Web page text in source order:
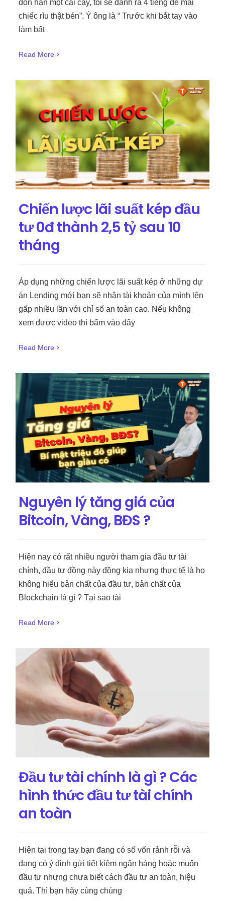
đốn hạn một cái cây, tôi sẽ dành ra 4 tiếng để mài
chiếc rìu thật bén”. Ý ông là “ Trước khi bắt tay vào
làm bất
Read More
Chiến lược lãi suất kép đầu
tư 0đ thành 2,5 tỷ sau 10
tháng
Áp dụng những chiến lược lãi suất kép ở những dự
án Lending mới bạn sẽ nhân tài khoản của mình lên
gấp nhiều lần với chỉ số an toàn cao. Nếu không
xem được video thì bấm vào đây
Read More
Nguyên lý tăng giá của
Bitcoin, Vàng, BĐS ?
Hiện nay có rất nhiều người tham gia đầu tư tài
chính, đầu tư đồng này đồng kia nhưng thực tế là họ
không hiểu bản chất của đầu tư, bản chất của
Blockchain là gì ? Tại sao tài
Read More
Đầu tư tài chính là gì ? Các
hình thức đầu tư tài chính
an toàn
Hiện tại trong tay bạn đang có số vốn rảnh rỗi và
đang có ý định gửi tiết kiệm ngân hàng hoặc muốn
đầu tư nhưng chưa biết cách đầu tư an toàn, hiệu
quả. Thì bạn hãy cùng chúng